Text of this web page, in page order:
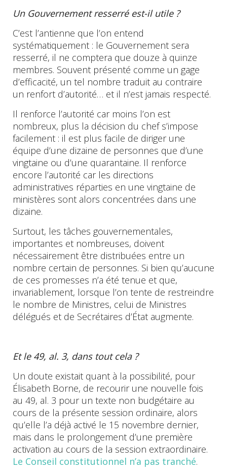
Un Gouvernement resserré est-il utile ?
C’est l’antienne que l’on entend
systématiquement : le Gouvernement sera
resserré, il ne comptera que douze à quinze
membres. Souvent présenté comme un gage
d’efficacité, un tel nombre traduit au contraire
un renfort d’autorité… et il n’est jamais respecté.
Il renforce l’autorité car moins l’on est
nombreux, plus la décision du chef s’impose
facilement : il est plus facile de diriger une
équipe d’une dizaine de personnes que d’une
vingtaine ou d’une quarantaine. Il renforce
encore l’autorité car les directions
administratives réparties en une vingtaine de
ministères sont alors concentrées dans une
dizaine.
Surtout, les tâches gouvernementales,
importantes et nombreuses, doivent
nécessairement être distribuées entre un
nombre certain de personnes. Si bien qu’aucune
de ces promesses n’a été tenue et que,
invariablement, lorsque l’on tente de restreindre
le nombre de Ministres, celui de Ministres
délégués et de Secrétaires d’État augmente.
Et le 49, al. 3, dans tout cela ?
Un doute existait quant à la possibilité, pour
Élisabeth Borne, de recourir une nouvelle fois
au 49, al. 3 pour un texte non budgétaire au
cours de la présente session ordinaire, alors
qu’elle l’a déjà activé le 15 novembre dernier,
mais dans le prolongement d’une première
activation au cours de la session extraordinaire.
Le Conseil constitutionnel n’a pas tranché.